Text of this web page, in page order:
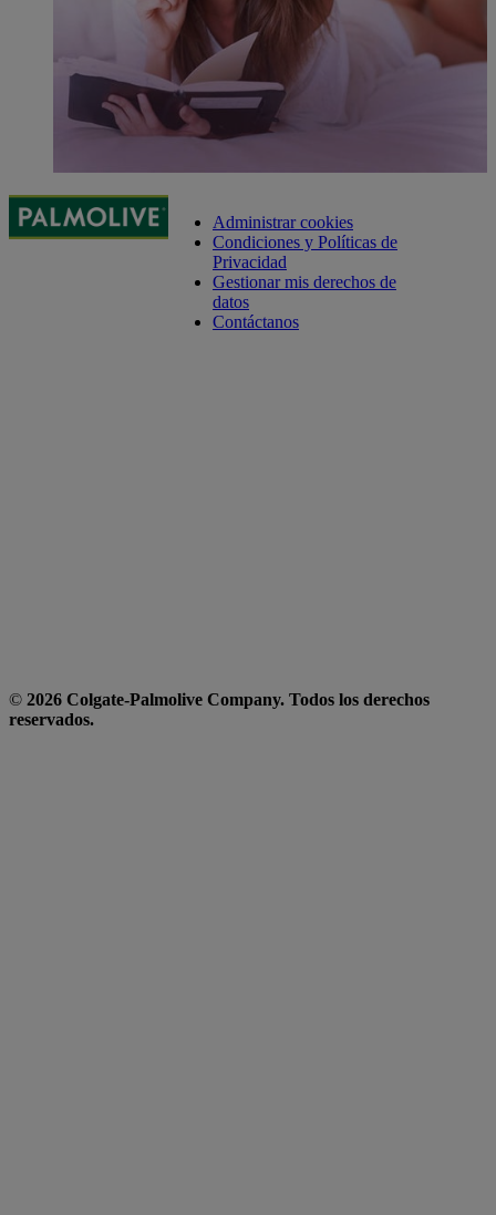
Administrar cookies
Condiciones y Políticas de
Privacidad
Gestionar mis derechos de
datos
Contáctanos
© 2026 Colgate-Palmolive Company. Todos los derechos
reservados.